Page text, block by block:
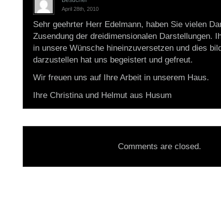
April 28th, 2010
Sehr geehrter Herr Edelmann, haben Sie vielen
Zusendung der dreidimensionalen Darstellungen.
in unsere Wünsche hineinzuversetzen und dies
darzustellen hat uns begeistert und gefreut.
Wir freuen uns auf Ihre Arbeit in unserem Haus.
Ihre Christina und Helmut aus Husum
Comments are closed.